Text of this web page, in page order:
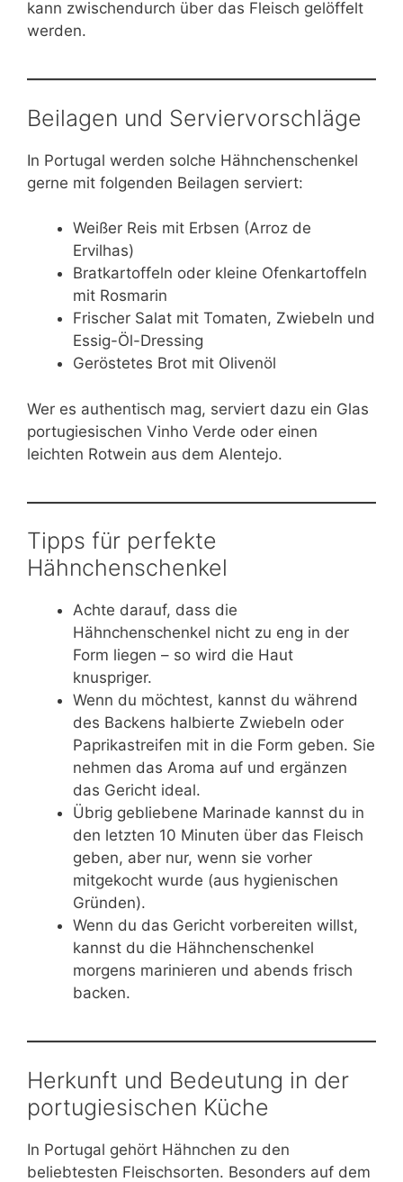
kann zwischendurch über das Fleisch gelöffelt
werden.
Beilagen und Serviervorschläge
In Portugal werden solche Hähnchenschenkel
gerne mit folgenden Beilagen serviert:
Weißer Reis mit Erbsen (Arroz de
Ervilhas)
Bratkartoffeln oder kleine Ofenkartoffeln
mit Rosmarin
Frischer Salat mit Tomaten, Zwiebeln und
Essig-Öl-Dressing
Geröstetes Brot mit Olivenöl
Wer es authentisch mag, serviert dazu ein Glas
portugiesischen Vinho Verde oder einen
leichten Rotwein aus dem Alentejo.
Tipps für perfekte
Hähnchenschenkel
Achte darauf, dass die
Hähnchenschenkel nicht zu eng in der
Form liegen – so wird die Haut
knuspriger.
Wenn du möchtest, kannst du während
des Backens halbierte Zwiebeln oder
Paprikastreifen mit in die Form geben. Sie
nehmen das Aroma auf und ergänzen
das Gericht ideal.
Übrig gebliebene Marinade kannst du in
den letzten 10 Minuten über das Fleisch
geben, aber nur, wenn sie vorher
mitgekocht wurde (aus hygienischen
Gründen).
Wenn du das Gericht vorbereiten willst,
kannst du die Hähnchenschenkel
morgens marinieren und abends frisch
backen.
Herkunft und Bedeutung in der
portugiesischen Küche
In Portugal gehört Hähnchen zu den
beliebtesten Fleischsorten. Besonders auf dem